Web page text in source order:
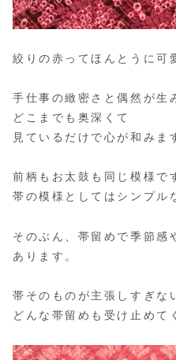
絞りの赤ってほんとうに可
手仕事の緻密さと偶然が生
どこまでも奥深くて
見ているだけで心が和みま
前柄もお太鼓も同じ模様で
帯の模様としてはシンプル
そのぶん、帯留めで季節感
あります。
帯そのものが主張しすぎな
どんな帯留めも受け止めて